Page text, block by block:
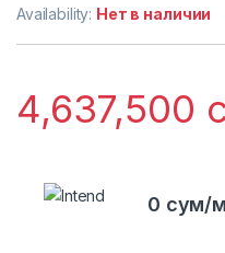
Availability: Нет в наличии
4,637,500
0 сум/